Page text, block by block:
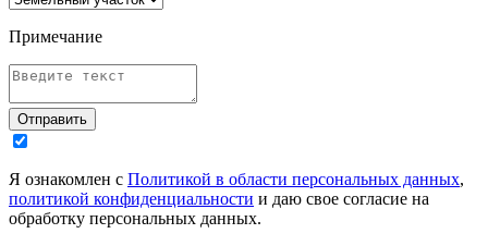
Примечание
Отправить
Я ознакомлен с Политикой в области персональных данных,
политикой конфиденциальности и даю свое согласие на
обработку персональных данных.